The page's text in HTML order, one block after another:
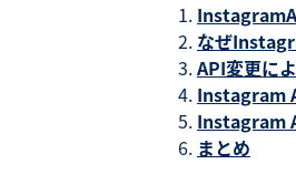
なぜ
API変更に
Instagram
Instagram
まとめ